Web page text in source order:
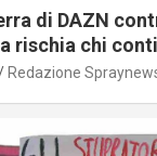
di DAZN
rischia chi
Redazione